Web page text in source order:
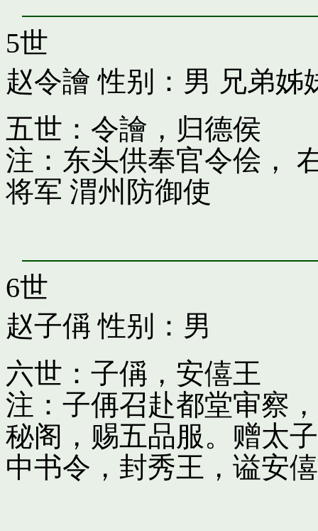
5世
赵令譮 性别：男 兄弟姊
五世：令譮，归德侯
注：东头供奉官令侩，
将军 渭州防御使
6世
赵子偁 性别：男
六世：子偁，安僖王
注：子侢召赴都堂审察
秘阁，赐五品服。赠太
中书令，封秀王，谥安